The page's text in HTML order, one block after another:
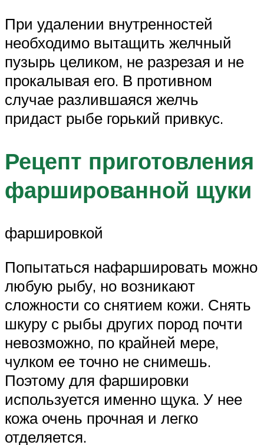
При удалении внутренностей
необходимо вытащить желчный
пузырь целиком, не разрезая и не
прокалывая его. В противном
случае разлившаяся желчь
придаст рыбе горький привкус.
Рецепт приготовления
фаршированной щуки
фаршировкой
Попытаться нафаршировать можно
любую рыбу, но возникают
сложности со снятием кожи. Снять
шкуру с рыбы других пород почти
невозможно, по крайней мере,
чулком ее точно не снимешь.
Поэтому для фаршировки
используется именно щука. У нее
кожа очень прочная и легко
отделяется.